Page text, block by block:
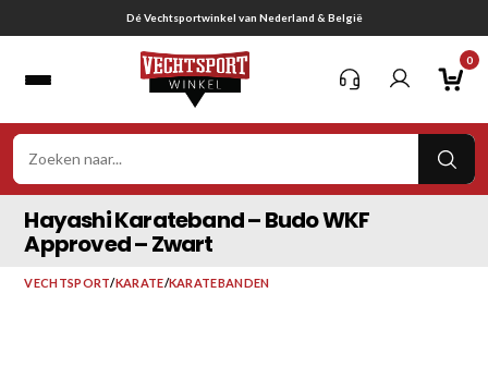
naar
Gratis verzending vanaf € 75,-
0
Hayashi Karateband – Budo WKF
Approved – Zwart
VECHTSPORT/KARATE/KARATEBANDEN